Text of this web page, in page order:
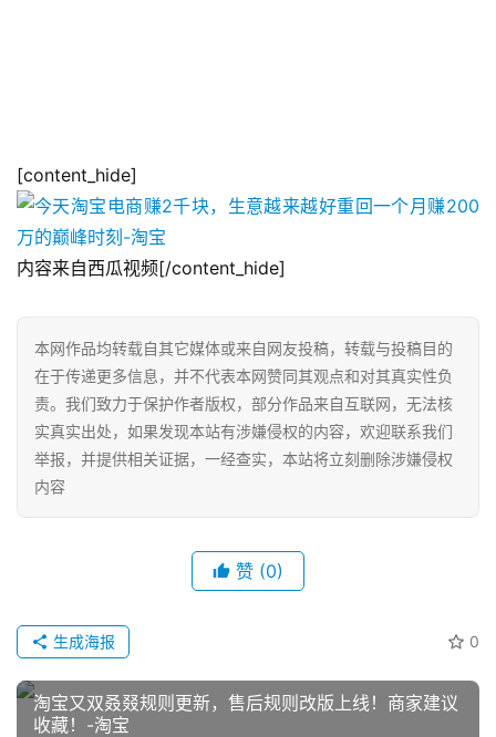
店
运
[content_hide]
内容来自西瓜视频[/content_hide]
本网作品均转载自其它媒体或来自网友投稿，转载与投稿目的
在于传递更多信息，并不代表本网赞同其观点和对其真实性负
责。我们致力于保护作者版权，部分作品来自互联网，无法核
实真实出处，如果发现本站有涉嫌侵权的内容，欢迎联系我们
举报，并提供相关证据，一经查实，本站将立刻删除涉嫌侵权
内容
赞 (0)
0
生成海报
淘宝又双叒叕规则更新，售后规则改版上线！商家建议
收藏！-淘宝